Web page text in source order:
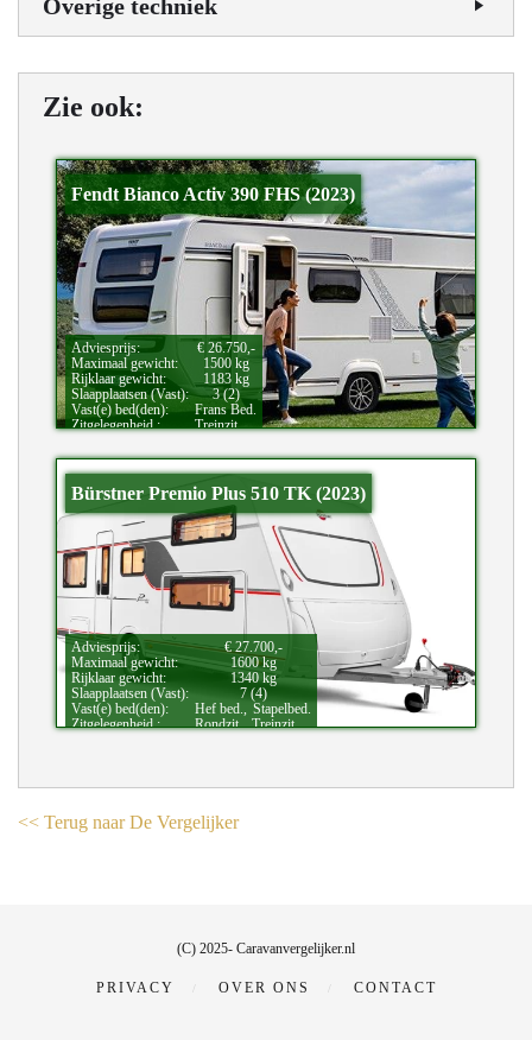
Overige techniek
Zie ook:
Fendt Bianco Activ 390 FHS (2023)
Adviesprijs:
€ 26.750,-
Maximaal gewicht:
1500 kg
Rijklaar gewicht:
1183 kg
Slaapplaatsen (Vast):
3 (2)
Vast(e) bed(den):
Frans Bed.
Zitgelegenheid.:
Treinzit.
Bürstner Premio Plus 510 TK (2023)
Adviesprijs:
€ 27.700,-
Maximaal gewicht:
1600 kg
Rijklaar gewicht:
1340 kg
Slaapplaatsen (Vast):
7 (4)
Vast(e) bed(den):
Hef bed.,
Stapelbed.
Zitgelegenheid.:
Rondzit., Treinzit.
<< Terug naar De Vergelijker
(C) 2025- Caravanvergelijker.nl
PRIVACY OVER ONS CONTACT